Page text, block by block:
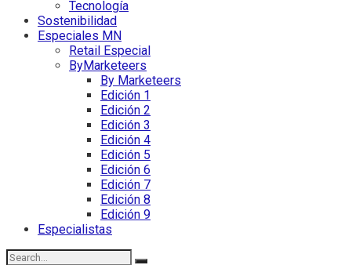
Tecnología
Sostenibilidad
Especiales MN
Retail Especial
ByMarketeers
By Marketeers
Edición 1
Edición 2
Edición 3
Edición 4
Edición 5
Edición 6
Edición 7
Edición 8
Edición 9
Especialistas